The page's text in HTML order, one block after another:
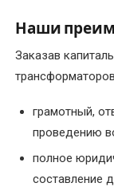
подстанции
Ремонт
Ремонт
Наши
Заказав
грамотный,
проведению
полное
составление